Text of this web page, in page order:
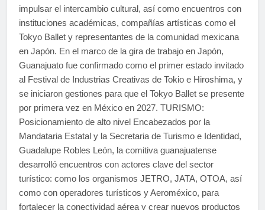
impulsar el intercambio cultural, así como encuentros con
instituciones académicas, compañías artísticas como el
Tokyo Ballet y representantes de la comunidad mexicana
en Japón. En el marco de la gira de trabajo en Japón,
Guanajuato fue confirmado como el primer estado invitado
al Festival de Industrias Creativas de Tokio e Hiroshima, y
se iniciaron gestiones para que el Tokyo Ballet se presente
por primera vez en México en 2027. TURISMO:
Posicionamiento de alto nivel Encabezados por la
Mandataria Estatal y la Secretaria de Turismo e Identidad,
Guadalupe Robles León, la comitiva guanajuatense
desarrolló encuentros con actores clave del sector
turístico: como los organismos JETRO, JATA, OTOA, así
como con operadores turísticos y Aeroméxico, para
fortalecer la conectividad aérea y crear nuevos productos